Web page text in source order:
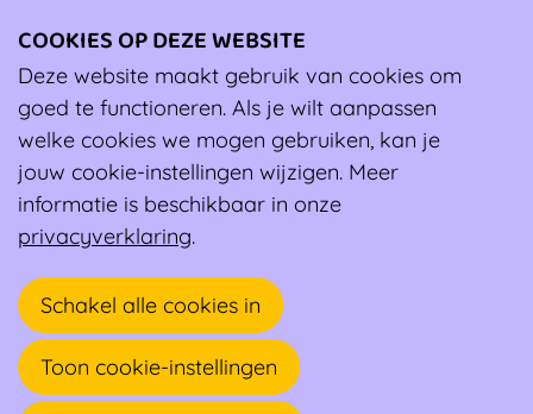
Ambassadeur
Gerda Smets
Huisarts, Sportarts
Dokter Gerda Smets(BV)
Anjerstraat 9
2590 BERLAAR
COOKIES OP DEZE WEBSITE
Deze website maakt gebruik van cookies om
goed te functioneren. Als je wilt aanpassen
welke cookies we mogen gebruiken, kan je
jouw cookie-instellingen wijzigen. Meer
informatie is beschikbaar in onze
privacyverklaring.
Schakel alle cookies in
Toon cookie-instellingen